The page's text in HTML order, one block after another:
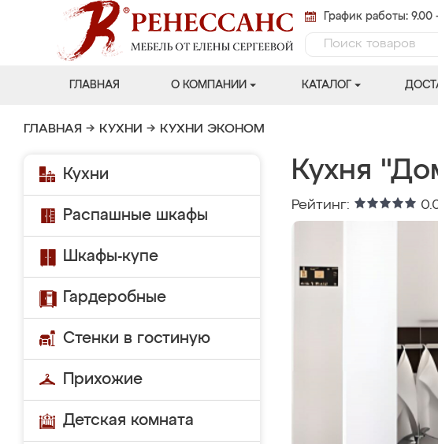
График работы: 9.00
ГЛАВНАЯ О КОМПАНИИ КАТАЛОГ
ГЛАВНАЯ → КУХНИ → КУХНИ ЭКОНОМ
Кухни
Распашные шкафы
Шкафы-купе
Гардеробные
Стенки в гостиную
Прихожие
Детская комната
Кухня
Рейтинг: